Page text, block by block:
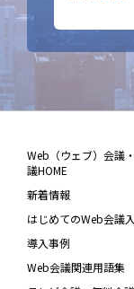
Web（ウェブ）会議
議HOME
新着情報
はじめてのWeb会議
導入事例
Web会議関連用語集